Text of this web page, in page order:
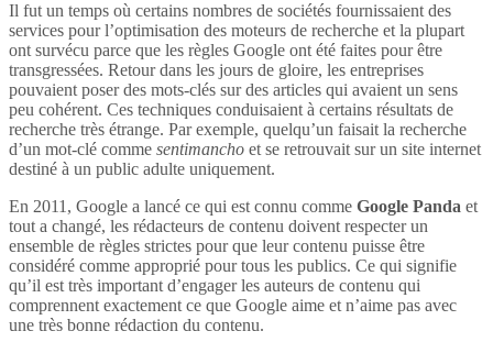
Il fut un temps où certains nombres de sociétés fournissaient des
services pour l’optimisation des moteurs de recherche et la plupart
ont survécu parce que les règles Google ont été faites pour être
transgressées. Retour dans les jours de gloire, les entreprises
pouvaient poser des mots-clés sur des articles qui avaient un sens
peu cohérent. Ces techniques conduisaient à certains résultats de
recherche très étrange. Par exemple, quelqu’un faisait la recherche
d’un mot-clé comme sentimancho et se retrouvait sur un site internet
destiné à un public adulte uniquement.
En 2011, Google a lancé ce qui est connu comme Google Panda et
tout a changé, les rédacteurs de contenu doivent respecter un
ensemble de règles strictes pour que leur contenu puisse être
considéré comme approprié pour tous les publics. Ce qui signifie
qu’il est très important d’engager les auteurs de contenu qui
comprennent exactement ce que Google aime et n’aime pas avec
une très bonne rédaction du contenu.